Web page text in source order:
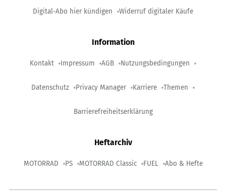
Digital-Abo hier kündigen Widerruf digitaler Käufe
Information
Kontakt Impressum AGB Nutzungsbedingungen
Datenschutz Privacy Manager Karriere Themen
Barrierefreiheitserklärung
Heftarchiv
MOTORRAD PS MOTORRAD Classic FUEL Abo & Hefte